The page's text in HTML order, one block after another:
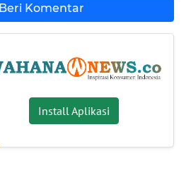
Beri Komentar
Install Aplikasi